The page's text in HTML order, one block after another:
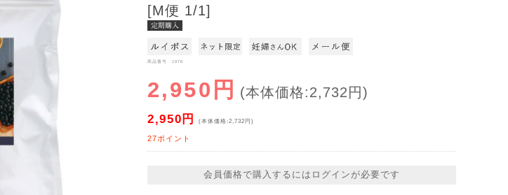
[M便 1/1]
商品番号 1976
2,950円 (本体価格:2,732円)
2,950円 (本体価格:2,732円)
27ポイント
会員価格で購入するにはログインが必要です